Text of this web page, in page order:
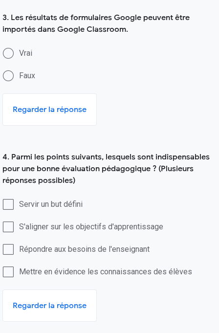
3. Les résultats de formulaires Google peuvent être
importés dans Google Classroom.
Vrai
Faux
Regarder la réponse
4. Parmi les points suivants, lesquels sont indispensables
pour une bonne évaluation pédagogique ? (Plusieurs
réponses possibles)
Servir un but défini
S'aligner sur les objectifs d'apprentissage
Répondre aux besoins de l'enseignant
Mettre en évidence les connaissances des élèves
Regarder la réponse